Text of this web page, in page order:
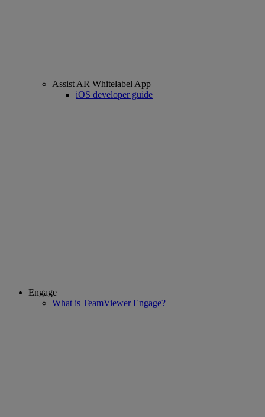
Assist AR Whitelabel App
iOS developer guide
Engage
What is TeamViewer Engage?